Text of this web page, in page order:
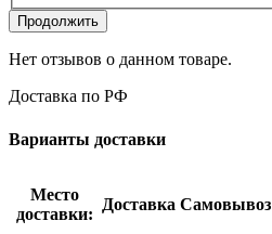
Продолжить
Нет отзывов о данном товаре.
Доставка по РФ
Варианты доставки
Место
доставки:
Доставка Самовывоз